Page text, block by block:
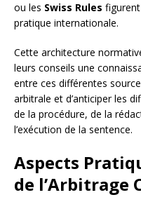
ou les Swiss Rules
pratique internationale.
Cette architecture
leurs conseils une
entre ces différentes
arbitrale et d’anticiper les
de la procédure, de la
l’exécution de la sentence.
Aspects
de l’Arbitrage